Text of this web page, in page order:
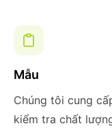
Mẫu
Chúng tôi cung
kiểm tra chất